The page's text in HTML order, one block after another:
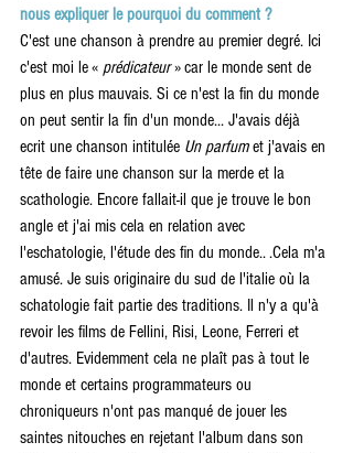
nous expliquer le pourquoi du comment ?
C'est une chanson à prendre au premier degré. Ici
c'est moi le « prédicateur » car le monde sent de
plus en plus mauvais. Si ce n'est la fin du monde
on peut sentir la fin d'un monde... J'avais déjà
ecrit une chanson intitulée Un parfum et j'avais en
tête de faire une chanson sur la merde et la
scathologie. Encore fallait-il que je trouve le bon
angle et j'ai mis cela en relation avec
l'eschatologie, l'étude des fin du monde.. .Cela m'a
amusé. Je suis originaire du sud de l'italie où la
schatologie fait partie des traditions. Il n'y a qu'à
revoir les films de Fellini, Risi, Leone, Ferreri et
d'autres. Evidemment cela ne plaît pas à tout le
monde et certains programmateurs ou
chroniqueurs n'ont pas manqué de jouer les
saintes nitouches en rejetant l'album dans son